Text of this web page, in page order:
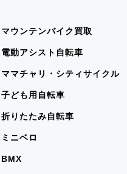
マウンテンバイク買取
電動アシスト自転車
ママチャリ・シティサイクル
子ども用自転車
折りたたみ自転車
ミニベロ
BMX